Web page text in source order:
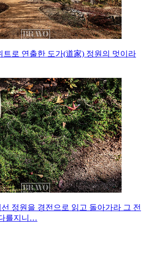
트로 연출한 도가(道家) 정원의 멋이라
정원을 경전으로 읽고 돌아가라 그 전
를지니…